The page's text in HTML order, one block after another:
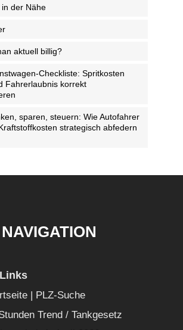
der Nähe
aktuell billig?
Checkliste: Spritkosten
Fahrerlaubnis korrekt
sparen, steuern: Wie Autofahrer
strategisch abfedern
NAVIGATION
| PLZ-Suche
Trend / Tankgesetz